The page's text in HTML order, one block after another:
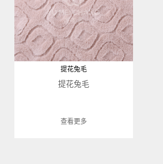
提花兔毛
提花兔毛
查看更多